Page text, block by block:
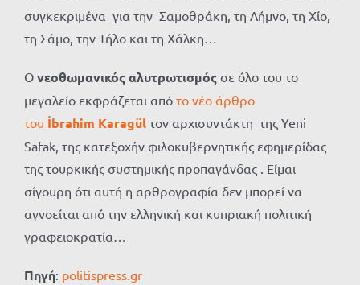
συγκεκριμένα για την Σαμοθράκη, τη Λήμνο, τη Χίο,
τη Σάμο, την Τήλο και τη Χάλκη…
Ο νεοθωμανικός αλυτρωτισμός σε όλο του το
μεγαλείο εκφράζεται από το νέο άρθρο
του İbrahim Karagül τον αρχισυντάκτη της Yeni
Safak, της κατεξοχήν φιλοκυβερνητικής εφημερίδας
της τουρκικής συστημικής προπαγάνδας . Είμαι
σίγουρη ότι αυτή η αρθρογραφία δεν μπορεί να
αγνοείται από την ελληνική και κυπριακή πολιτική
γραφειοκρατία…
Πηγή: politispress.gr